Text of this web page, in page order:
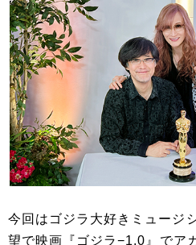
今回はゴジラ大好きミュージ
望で映画『ゴジラ−1.0』でア